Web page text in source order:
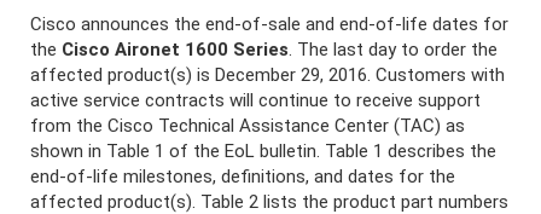
Cisco announces the end-of-sale and end-of-life dates for
the Cisco Aironet 1600 Series. The last day to order the
affected product(s) is December 29, 2016. Customers with
active service contracts will continue to receive support
from the Cisco Technical Assistance Center (TAC) as
shown in Table 1 of the EoL bulletin. Table 1 describes the
end-of-life milestones, definitions, and dates for the
affected product(s). Table 2 lists the product part numbers